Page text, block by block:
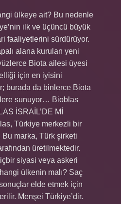
ülkeye ait? Bu nedenle
ilk ve üçüncü büyük
faaliyetlerini sürdürüyor.
alana kurulan yeni
Biota ailesi üyesi
için en iyisini
burada da binlerce Biota
sunuyor… Bioblas
İSRAİL’DE Mİ
Türkiye merkezli bir
Bu marka, Türk şirketi
üretilmektedir.
siyasi veya askeri
ülkenin malı? Saç
elde etmek için
Menşei Türkiye’dir.